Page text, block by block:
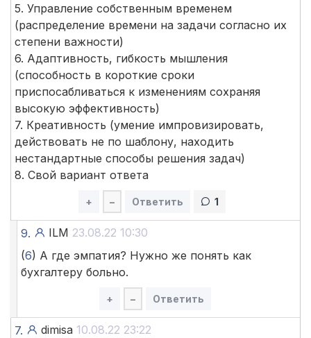
5. Управление собственным временем
(распределение времени на задачи согласно их
степени важности)
6. Адаптивность, гибкость мышления
(способность в короткие сроки
приспосабливаться к изменениям сохраняя
высокую эффективность)
7. Креативность (умение импровизировать,
действовать не по шаблону, находить
нестандартные способы решения задач)
8. Свой вариант ответа
+ – Ответить 1
9. ILM 23.08.22 10:30
(6) А где эмпатия? Нужно же понять как
бухгалтеру больно.
+ – Ответить
7. dimisa 10.08.22 23:22